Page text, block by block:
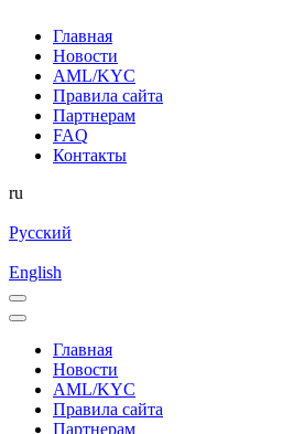
Главная
Новости
AML/KYC
Правила сайта
Партнерам
FAQ
Контакты
ru
Русский
English
Главная
Новости
AML/KYC
Правила сайта
Партнерам